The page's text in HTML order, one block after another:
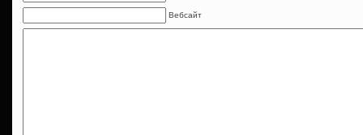
Вебсайт